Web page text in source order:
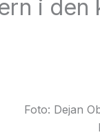
i den
Foto: Dejan